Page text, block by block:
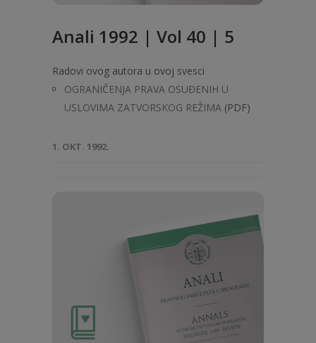
Anali 1992 | Vol 40 | 5
Radovi ovog autora u ovoj svesci
OGRANIČENJA PRAVA OSUĐENIH U
USLOVIMA ZATVORSKOG REŽIMA (PDF)
1. OKT. 1992.